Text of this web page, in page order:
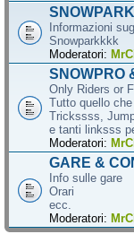
SNOWPARK
Informazioni
Snowparkkkk
Moderatori:
SNOWPRO
Only Riders or
Tutto quello che
Trickssss,
e tanti linksss
Moderatori:
GARE &
Info sulle gare
Orari
ecc.
Moderatori: